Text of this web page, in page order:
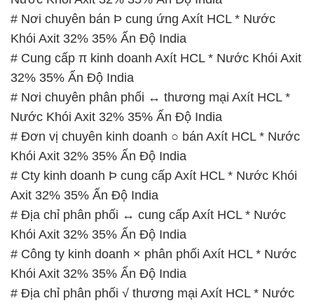
# Nơi chuyên phân phối ↔ thương mại Axít HCL *
Nước Khói Axit 32% 35% Ấn Độ India
# Đơn vị chuyên kinh doanh ○ bán Axít HCL * Nước
Khói Axit 32% 35% Ấn Độ India
# Cty kinh doanh Þ cung cấp Axít HCL * Nước Khói
Axit 32% 35% Ấn Độ India
# Địa chỉ phân phối ↔ cung cấp Axít HCL * Nước
Khói Axit 32% 35% Ấn Độ India
# Công ty kinh doanh × phân phối Axít HCL * Nước
Khói Axit 32% 35% Ấn Độ India
# Địa chỉ phân phối √ thương mại Axít HCL * Nước
Khói Axit 32% 35% Ấn Độ India
📞PHÒNG KINH DOANH – CÔNG TY HÓA CHẤT
ĐẮC TRƯỜNG PHÁT🌐